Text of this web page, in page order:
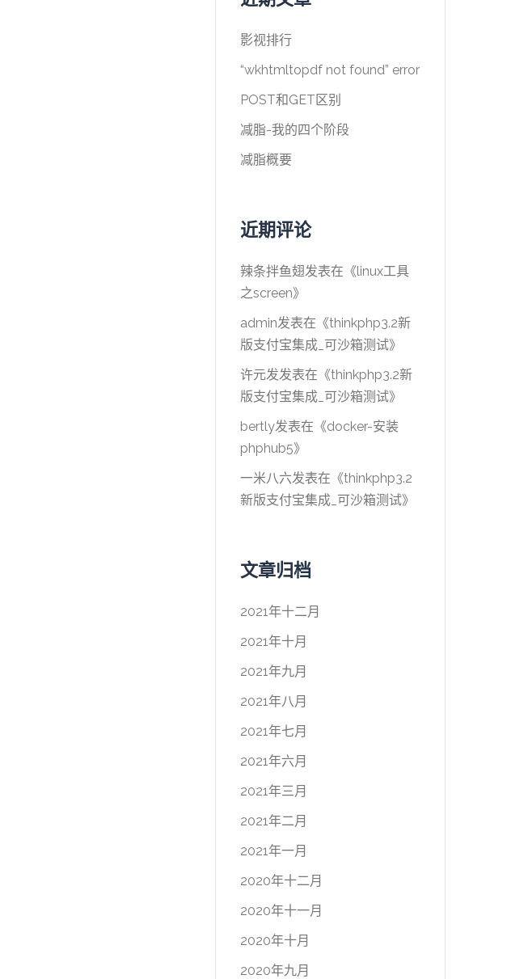
影视排行
“wkhtmltopdf not found” error
POST和GET区别
减脂-我的四个阶段
减脂概要
近期评论
辣条拌鱼翅发表在《linux工具
之screen》
admin发表在《thinkphp3.2新
版支付宝集成_可沙箱测试》
许元发发表在《thinkphp3.2新
版支付宝集成_可沙箱测试》
bertly发表在《docker-安装
phphub5》
一米八六发表在《thinkphp3.2
新版支付宝集成_可沙箱测试》
文章归档
2021年十二月
2021年十月
2021年九月
2021年八月
2021年七月
2021年六月
2021年三月
2021年二月
2021年一月
2020年十二月
2020年十一月
2020年十月
2020年九月